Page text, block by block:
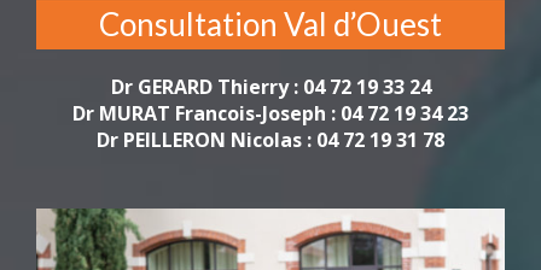
Consultation Val d’Ouest
Dr GERARD Thierry : 04 72 19 33 24
Dr MURAT Francois-Joseph : 04 72 19 34 23
Dr PEILLERON Nicolas : 04 72 19 31 78